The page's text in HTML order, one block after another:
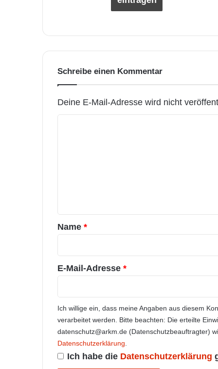
Schreibe einen Kommentar
Deine E-Mail-Adresse wird nicht
a
r
*
Name *
E-Mail-Adresse *
Ich willige ein, dass meine Angaben aus diesem
verarbeitet werden. Bitte beachten: Die erteilte
datenschutz@arkm.de (Datenschutzbeauftragter)
Datenschutzerklärung.
Ich habe die Datenschutzerklärung